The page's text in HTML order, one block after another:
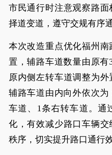
市民通行时注意观察路
择道变道，遵守交规有序通
本次改造重点优化福州
置，辅路车道数量由原
原内侧左转车道调整为
辅路车道由内向外依次
车道、1条右转车道。通
化，有效减少路口车辆
秩序，切实提升路口通行